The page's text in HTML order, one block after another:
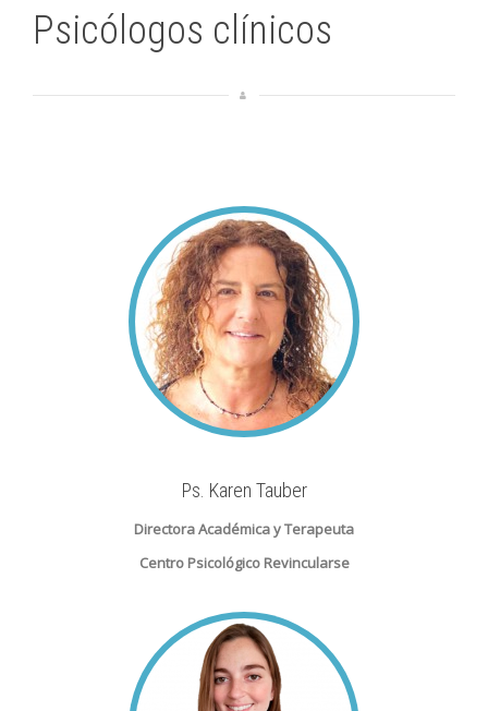
Psicólogos clínicos
Ps. Karen Tauber
Directora Académica y Terapeuta
Centro Psicológico Revincularse